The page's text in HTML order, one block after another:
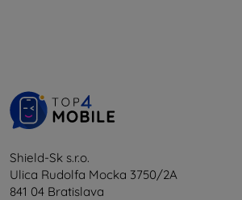
Shield-Sk s.r.o.
Ulica Rudolfa Mocka 3750/2A
841 04 Bratislava